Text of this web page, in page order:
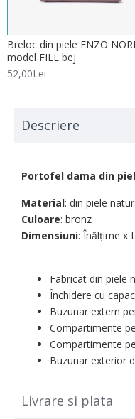
Breloc din piele ENZO NORI
model FILL bej
52,00Lei
Descriere
Portofel dama din
Material: din piele
Culoare: bronz
Dimensiuni: Înălțime x
Fabricat din piele
Închidere cu
Buzunar extern
Compartimente
Compartimente
Buzunar exterior
Livrare si plata